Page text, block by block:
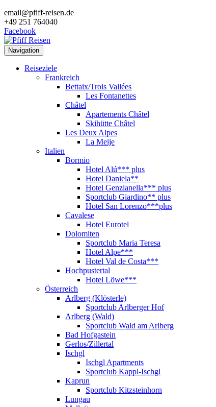
email@pfiff-reisen.de
+49 251 764040
Facebook
Navigation
Reiseziele
Frankreich
Bettaix/Trois Vallées
Les Fontanettes
Châtel
Apartements Châtel
Skihütte Châtel
Les Deux Alpes
La Meije
Italien
Bormio
Hotel Alú*** plus
Hotel Daniela**
Hotel Genzianella*** plus
Sportclub Giardino** plus
Hotel San Lorenzo***plus
Cavalese
Hotel Eurotel
Dolomiten
Sportclub Maria Teresa
Hotel Alpe***
Hotel Val de Costa***
Hochpustertal
Hotel Löwe***
Österreich
Arlberg (Klösterle)
Sportclub Arlberger Hof
Arlberg (Wald)
Sportclub Wald am Arlberg
Bad Hofgastein
Gerlos/Zillertal
Ischgl
Ischgl Apartments
Sportclub Kappl-Ischgl
Kaprun
Sportclub Kitzsteinhorn
Lungau